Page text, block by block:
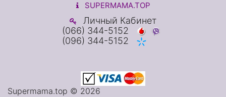
SUPERMAMA.TOP
Личный Кабинет
(066) 344-5152
(096) 344-5152
Supermama.top © 2026